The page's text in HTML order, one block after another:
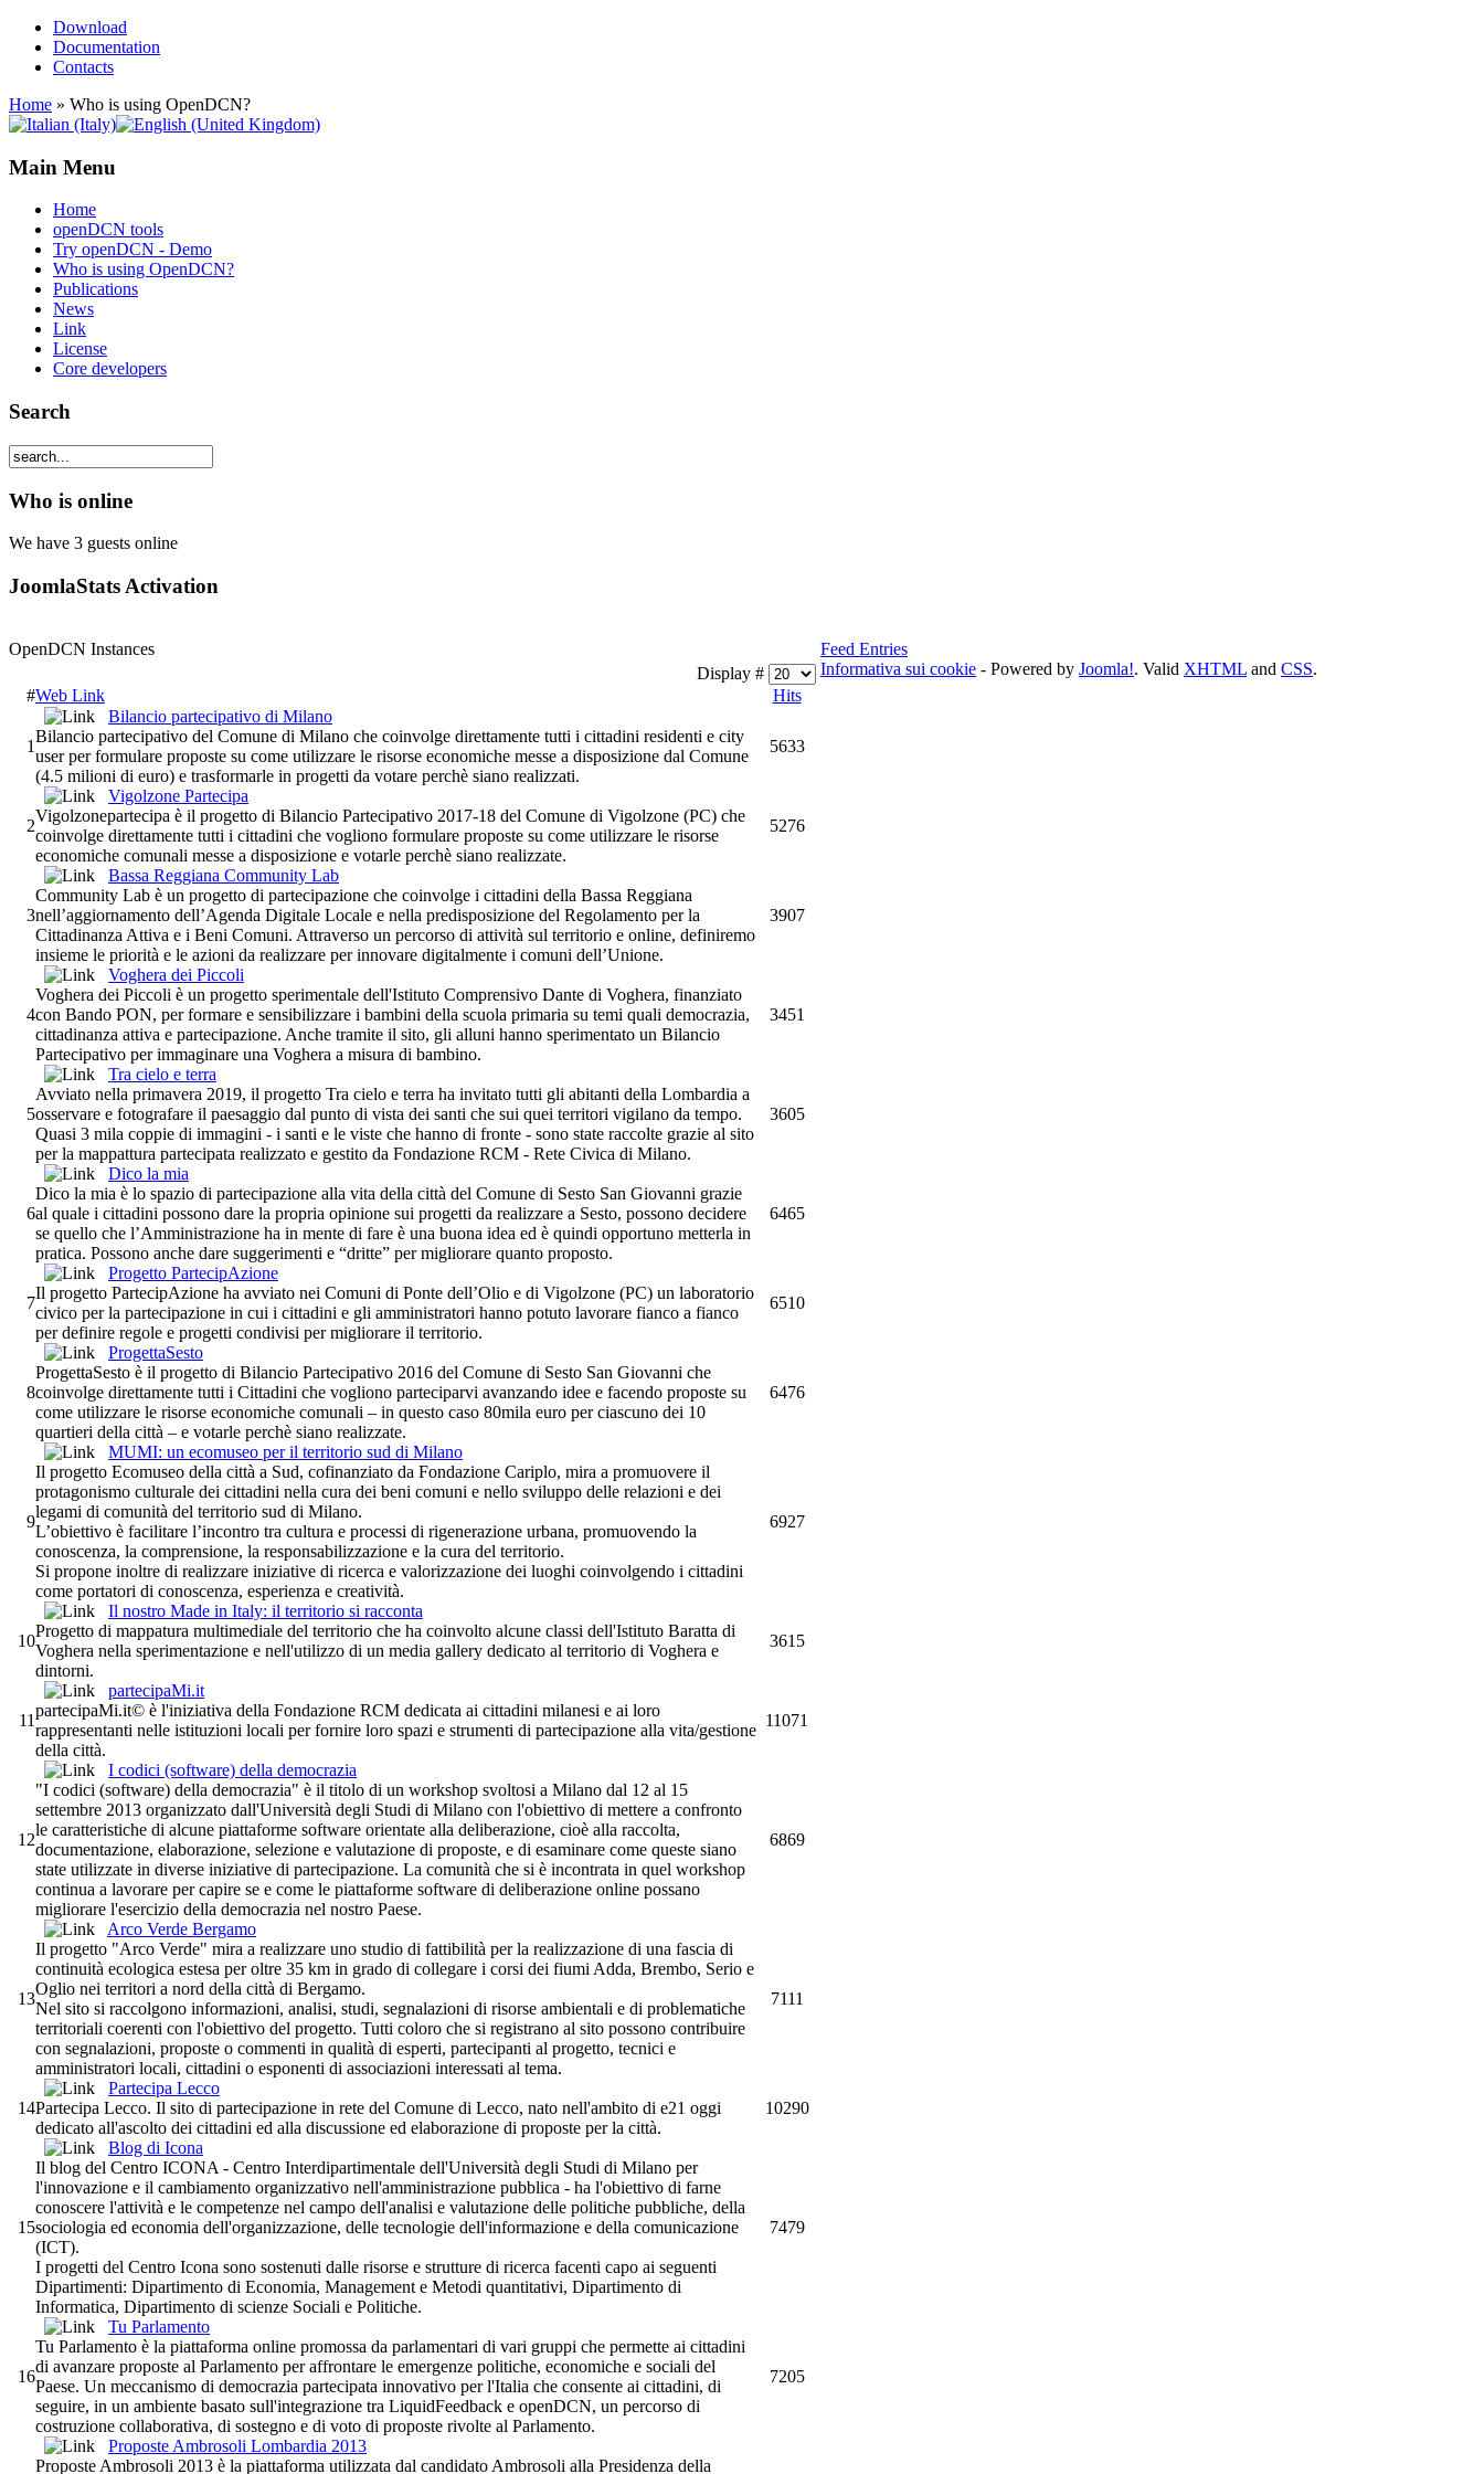
Download
Documentation
Contacts
Home » Who is using OpenDCN?
Main Menu
Home
openDCN tools
Try openDCN - Demo
Who is using OpenDCN?
Publications
News
Link
License
Core developers
Search
Who is online
We have 3 guests online
JoomlaStats Activation
OpenDCN Instances
Display #
#Web Link Hits
1
Bilancio partecipativo di Milano
Bilancio partecipativo del Comune di Milano che coinvolge direttamente tutti i cittadini residenti e city
user per formulare proposte su come utilizzare le risorse economiche messe a disposizione dal Comune
(4.5 milioni di euro) e trasformarle in progetti da votare perchè siano realizzati.
5633
2
Vigolzone Partecipa
Vigolzonepartecipa è il progetto di Bilancio Partecipativo 2017-18 del Comune di Vigolzone (PC) che
coinvolge direttamente tutti i cittadini che vogliono formulare proposte su come utilizzare le risorse
economiche comunali messe a disposizione e votarle perchè siano realizzate.
5276
3
Bassa Reggiana Community Lab
Community Lab è un progetto di partecipazione che coinvolge i cittadini della Bassa Reggiana
nell’aggiornamento dell’Agenda Digitale Locale e nella predisposizione del Regolamento per la
Cittadinanza Attiva e i Beni Comuni. Attraverso un percorso di attività sul territorio e online, definiremo
insieme le priorità e le azioni da realizzare per innovare digitalmente i comuni dell’Unione.
3907
4
Voghera dei Piccoli
Voghera dei Piccoli è un progetto sperimentale dell'Istituto Comprensivo Dante di Voghera, finanziato
con Bando PON, per formare e sensibilizzare i bambini della scuola primaria su temi quali democrazia,
cittadinanza attiva e partecipazione. Anche tramite il sito, gli alluni hanno sperimentato un Bilancio
Partecipativo per immaginare una Voghera a misura di bambino.
3451
5
Tra cielo e terra
Avviato nella primavera 2019, il progetto Tra cielo e terra ha invitato tutti gli abitanti della Lombardia a
osservare e fotografare il paesaggio dal punto di vista dei santi che sui quei territori vigilano da tempo.
Quasi 3 mila coppie di immagini - i santi e le viste che hanno di fronte - sono state raccolte grazie al sito
per la mappattura partecipata realizzato e gestito da Fondazione RCM - Rete Civica di Milano.
3605
6
Dico la mia
Dico la mia è lo spazio di partecipazione alla vita della città del Comune di Sesto San Giovanni grazie
al quale i cittadini possono dare la propria opinione sui progetti da realizzare a Sesto, possono decidere
se quello che l’Amministrazione ha in mente di fare è una buona idea ed è quindi opportuno metterla in
pratica. Possono anche dare suggerimenti e “dritte” per migliorare quanto proposto.
6465
7
Progetto PartecipAzione
Il progetto PartecipAzione ha avviato nei Comuni di Ponte dell’Olio e di Vigolzone (PC) un laboratorio
civico per la partecipazione in cui i cittadini e gli amministratori hanno potuto lavorare fianco a fianco
per definire regole e progetti condivisi per migliorare il territorio.
6510
8
ProgettaSesto
ProgettaSesto è il progetto di Bilancio Partecipativo 2016 del Comune di Sesto San Giovanni che
coinvolge direttamente tutti i Cittadini che vogliono parteciparvi avanzando idee e facendo proposte su
come utilizzare le risorse economiche comunali – in questo caso 80mila euro per ciascuno dei 10
quartieri della città – e votarle perchè siano realizzate.
6476
9
MUMI: un ecomuseo per il territorio sud di Milano
Il progetto Ecomuseo della città a Sud, cofinanziato da Fondazione Cariplo, mira a promuovere il
protagonismo culturale dei cittadini nella cura dei beni comuni e nello sviluppo delle relazioni e dei
legami di comunità del territorio sud di Milano.
L’obiettivo è facilitare l’incontro tra cultura e processi di rigenerazione urbana, promuovendo la
conoscenza, la comprensione, la responsabilizzazione e la cura del territorio.
Si propone inoltre di realizzare iniziative di ricerca e valorizzazione dei luoghi coinvolgendo i cittadini
come portatori di conoscenza, esperienza e creatività.
6927
10
Il nostro Made in Italy: il territorio si racconta
Progetto di mappatura multimediale del territorio che ha coinvolto alcune classi dell'Istituto Baratta di
Voghera nella sperimentazione e nell'utilizzo di un media gallery dedicato al territorio di Voghera e
dintorni.
3615
11
partecipaMi.it
partecipaMi.it© è l'iniziativa della Fondazione RCM dedicata ai cittadini milanesi e ai loro
rappresentanti nelle istituzioni locali per fornire loro spazi e strumenti di partecipazione alla vita/gestione
della città.
11071
12
I codici (software) della democrazia
"I codici (software) della democrazia" è il titolo di un workshop svoltosi a Milano dal 12 al 15
settembre 2013 organizzato dall'Università degli Studi di Milano con l'obiettivo di mettere a confronto
le caratteristiche di alcune piattaforme software orientate alla deliberazione, cioè alla raccolta,
documentazione, elaborazione, selezione e valutazione di proposte, e di esaminare come queste siano
state utilizzate in diverse iniziative di partecipazione. La comunità che si è incontrata in quel workshop
continua a lavorare per capire se e come le piattaforme software di deliberazione online possano
migliorare l'esercizio della democrazia nel nostro Paese.
6869
13
Arco Verde Bergamo
Il progetto "Arco Verde" mira a realizzare uno studio di fattibilità per la realizzazione di una fascia di
continuità ecologica estesa per oltre 35 km in grado di collegare i corsi dei fiumi Adda, Brembo, Serio e
Oglio nei territori a nord della città di Bergamo.
Nel sito si raccolgono informazioni, analisi, studi, segnalazioni di risorse ambientali e di problematiche
territoriali coerenti con l'obiettivo del progetto. Tutti coloro che si registrano al sito possono contribuire
con segnalazioni, proposte o commenti in qualità di esperti, partecipanti al progetto, tecnici e
amministratori locali, cittadini o esponenti di associazioni interessati al tema.
7111
14
Partecipa Lecco
Partecipa Lecco. Il sito di partecipazione in rete del Comune di Lecco, nato nell'ambito di e21 oggi
dedicato all'ascolto dei cittadini ed alla discussione ed elaborazione di proposte per la città.
10290
15
Blog di Icona
Il blog del Centro ICONA - Centro Interdipartimentale dell'Università degli Studi di Milano per
l'innovazione e il cambiamento organizzativo nell'amministrazione pubblica - ha l'obiettivo di farne
conoscere l'attività e le competenze nel campo dell'analisi e valutazione delle politiche pubbliche, della
sociologia ed economia dell'organizzazione, delle tecnologie dell'informazione e della comunicazione
(ICT).
I progetti del Centro Icona sono sostenuti dalle risorse e strutture di ricerca facenti capo ai seguenti
Dipartimenti: Dipartimento di Economia, Management e Metodi quantitativi, Dipartimento di
Informatica, Dipartimento di scienze Sociali e Politiche.
7479
16
Tu Parlamento
Tu Parlamento è la piattaforma online promossa da parlamentari di vari gruppi che permette ai cittadini
di avanzare proposte al Parlamento per affrontare le emergenze politiche, economiche e sociali del
Paese. Un meccanismo di democrazia partecipata innovativo per l'Italia che consente ai cittadini, di
seguire, in un ambiente basato sull'integrazione tra LiquidFeedback e openDCN, un percorso di
costruzione collaborativa, di sostegno e di voto di proposte rivolte al Parlamento.
7205
Proposte Ambrosoli Lombardia 2013
Proposte Ambrosoli 2013 è la piattaforma utilizzata dal candidato Ambrosoli alla Presidenza della
Feed Entries
Informativa sui cookie - Powered by Joomla!. Valid XHTML and CSS.